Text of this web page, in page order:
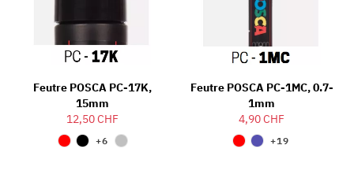
Feutre POSCA PC-17K,
15mm
12,50 CHF
+6
Feutre POSCA PC-1MC, 0.7-
1mm
4,90 CHF
+19